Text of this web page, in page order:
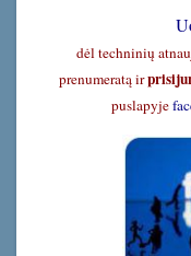
dėl techninių
prenumeratą ir
puslapyje